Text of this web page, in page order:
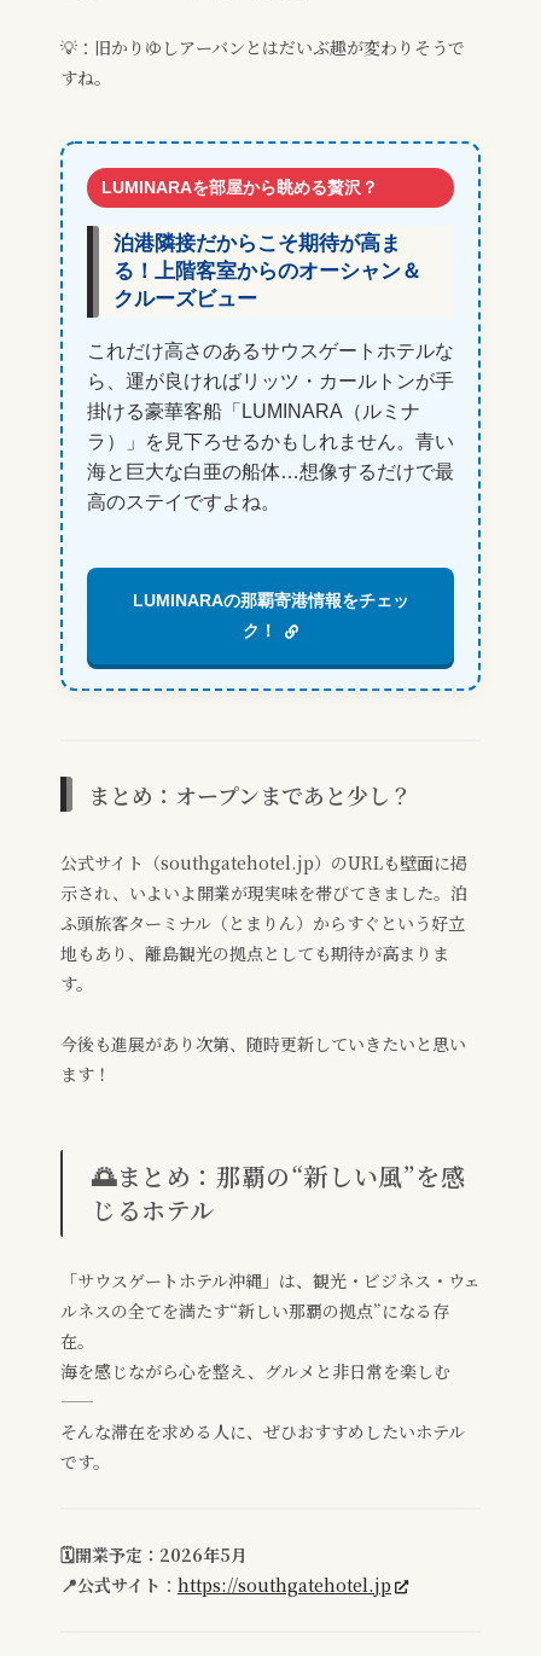
💡：旧かりゆしアーバンとはだいぶ趣が変わりそうで
すね。
LUMINARAを部屋から眺める贅沢？
泊港隣接だからこそ期待が高ま
る！上階客室からのオーシャン＆
クルーズビュー
これだけ高さのあるサウスゲートホテルな
ら、運が良ければリッツ・カールトンが手
掛ける豪華客船「LUMINARA（ルミナ
ラ）」を見下ろせるかもしれません。青い
海と巨大な白亜の船体…想像するだけで最
高のステイですよね。
LUMINARAの那覇寄港情報をチェッ
ク！
まとめ：オープンまであと少し？
公式サイト（southgatehotel.jp）のURLも壁面に掲
示され、いよいよ開業が現実味を帯びてきました。泊
ふ頭旅客ターミナル（とまりん）からすぐという好立
地もあり、離島観光の拠点としても期待が高まりま
す。
今後も進展があり次第、随時更新していきたいと思い
ます！
🌅まとめ：那覇の“新しい風”を感
じるホテル
「サウスゲートホテル沖縄」は、観光・ビジネス・ウェ
ルネスの全てを満たす“新しい那覇の拠点”になる存
在。
海を感じながら心を整え、グルメと非日常を楽しむ
——
そんな滞在を求める人に、ぜひおすすめしたいホテル
です。
🗓️開業予定：2026年5月
📍公式サイト ： https://southgatehotel.jp